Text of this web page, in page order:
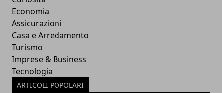
Economia
Assicurazioni
Casa e Arredamento
Turismo
Imprese & Business
Tecnologia
ARTICOLI POPOLARI